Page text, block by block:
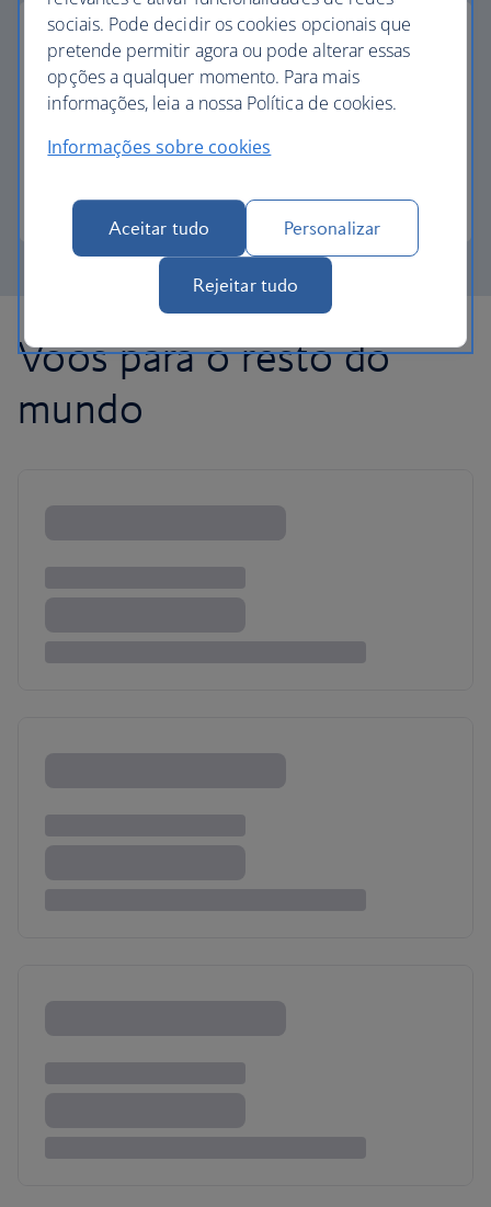
pagamento parcial com avios
Reduza o custo do seu próximo voo com Avios.
Saiba mais sobre o pagamento parcial
Voos para o resto do
mundo
sociais. Pode decidir os cookies opcionais que
pretende permitir agora ou pode alterar essas
opções a qualquer momento. Para mais
informações, leia a nossa Política de cookies.
Informações sobre cookies
Aceitar tudo Personalizar
Rejeitar tudo